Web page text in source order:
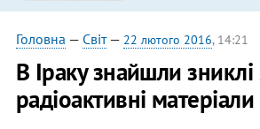
Головна — Світ— 22 лютого 2016, 14:21
В Іраку знайшли
радіоактивні матеріали